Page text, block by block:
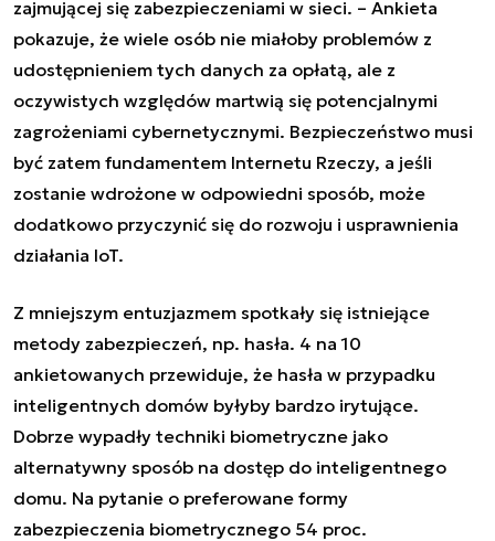
zajmującej się zabezpieczeniami w sieci. – Ankieta
pokazuje, że wiele osób nie miałoby problemów z
udostępnieniem tych danych za opłatą, ale z
oczywistych względów martwią się potencjalnymi
zagrożeniami cybernetycznymi. Bezpieczeństwo musi
być zatem fundamentem Internetu Rzeczy, a jeśli
zostanie wdrożone w odpowiedni sposób, może
dodatkowo przyczynić się do rozwoju i usprawnienia
działania IoT.
Z mniejszym entuzjazmem spotkały się istniejące
metody zabezpieczeń, np. hasła. 4 na 10
ankietowanych przewiduje, że hasła w przypadku
inteligentnych domów byłyby bardzo irytujące.
Dobrze wypadły techniki biometryczne jako
alternatywny sposób na dostęp do inteligentnego
domu. Na pytanie o preferowane formy
zabezpieczenia biometrycznego 54 proc.